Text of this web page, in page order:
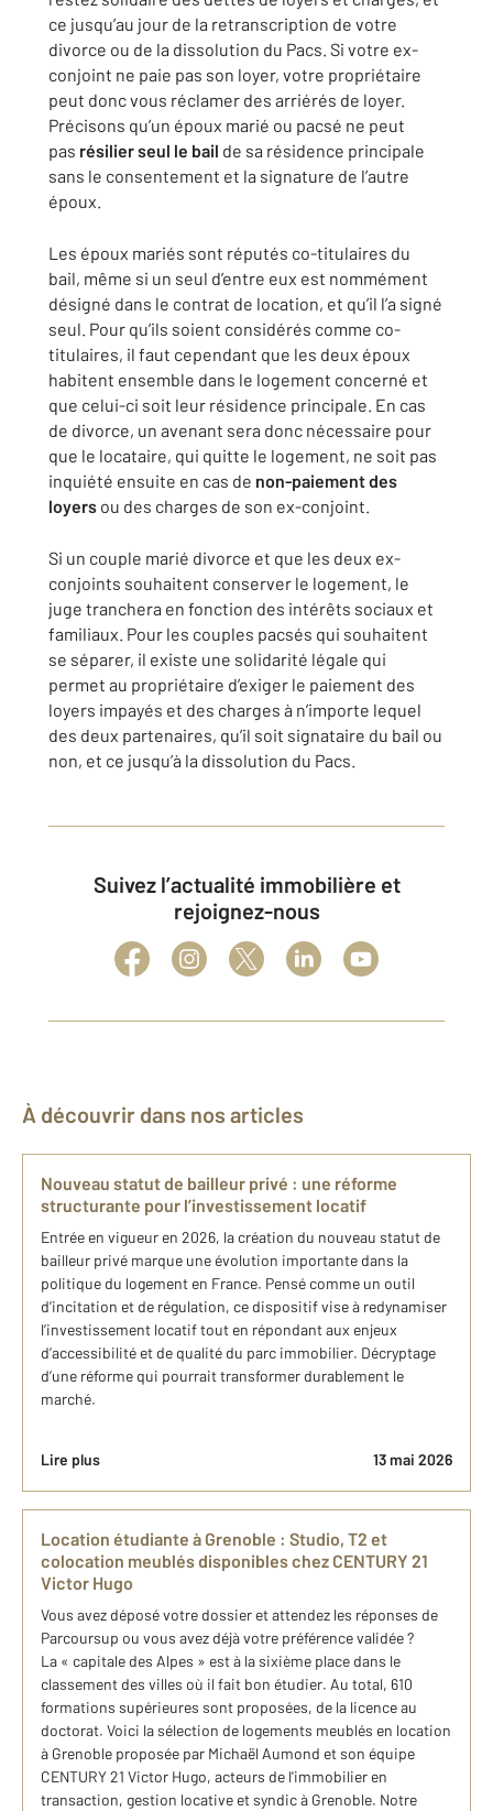
ce jusqu’au jour de la retranscription de votre
divorce ou de la dissolution du Pacs. Si votre ex-
conjoint ne paie pas son loyer, votre propriétaire
peut donc vous réclamer des arriérés de loyer.
Précisons qu’un époux marié ou pacsé ne peut
pas résilier seul le bail de sa résidence principale
sans le consentement et la signature de l’autre
époux.
Les époux mariés sont réputés co-titulaires du
bail, même si un seul d’entre eux est nommément
désigné dans le contrat de location, et qu’il l’a signé
seul. Pour qu’ils soient considérés comme co-
titulaires, il faut cependant que les deux époux
habitent ensemble dans le logement concerné et
que celui-ci soit leur résidence principale. En cas
de divorce, un avenant sera donc nécessaire pour
que le locataire, qui quitte le logement, ne soit pas
inquiété ensuite en cas de non-paiement des
loyers ou des charges de son ex-conjoint.
Si un couple marié divorce et que les deux ex-
conjoints souhaitent conserver le logement, le
juge tranchera en fonction des intérêts sociaux et
familiaux. Pour les couples pacsés qui souhaitent
se séparer, il existe une solidarité légale qui
permet au propriétaire d’exiger le paiement des
loyers impayés et des charges à n’importe lequel
des deux partenaires, qu’il soit signataire du bail ou
non, et ce jusqu’à la dissolution du Pacs.
Suivez l’actualité immobilière et
rejoignez-nous
À découvrir dans nos articles
Nouveau statut de bailleur privé : une réforme
structurante pour l’investissement locatif
Entrée en vigueur en 2026, la création du nouveau statut de
bailleur privé marque une évolution importante dans la
politique du logement en France. Pensé comme un outil
d’incitation et de régulation, ce dispositif vise à redynamiser
l’investissement locatif tout en répondant aux enjeux
d’accessibilité et de qualité du parc immobilier. Décryptage
d’une réforme qui pourrait transformer durablement le
marché.
Lire plus 13 mai 2026
Location étudiante à Grenoble : Studio, T2 et
colocation meublés disponibles chez CENTURY 21
Victor Hugo
Vous avez déposé votre dossier et attendez les réponses de
Parcoursup ou vous avez déjà votre préférence validée ?
La « capitale des Alpes » est à la sixième place dans le
classement des villes où il fait bon étudier. Au total, 610
formations supérieures sont proposées, de la licence au
doctorat. Voici la sélection de logements meublés en location
à Grenoble proposée par Michaël Aumond et son équipe
CENTURY 21 Victor Hugo, acteurs de l'immobilier en
transaction, gestion locative et syndic à Grenoble. Notre